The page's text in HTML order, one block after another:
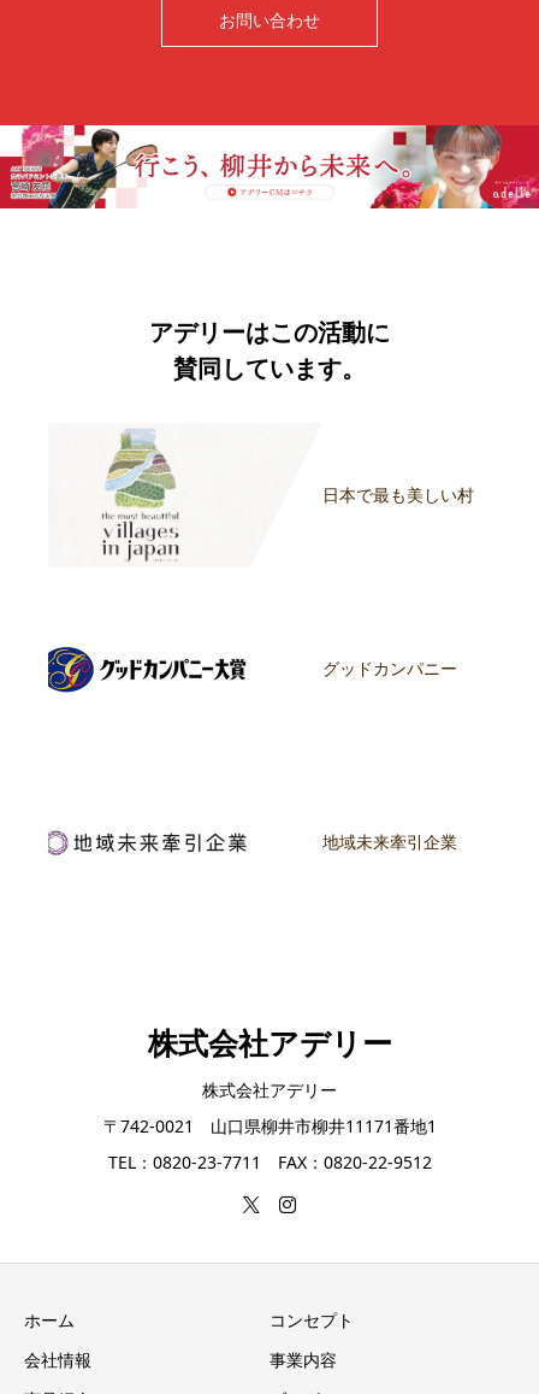
お問い合わせ
アデリーはこの活動に
賛同しています。
日本で最も美しい村
グッドカンパニー
地域未来牽引企業
株式会社アデリー
株式会社アデリー
〒742-0021 山口県柳井市柳井11171番地1
TEL：0820-23-7711 FAX：0820-22-9512
ホーム
コンセプト
会社情報
事業内容